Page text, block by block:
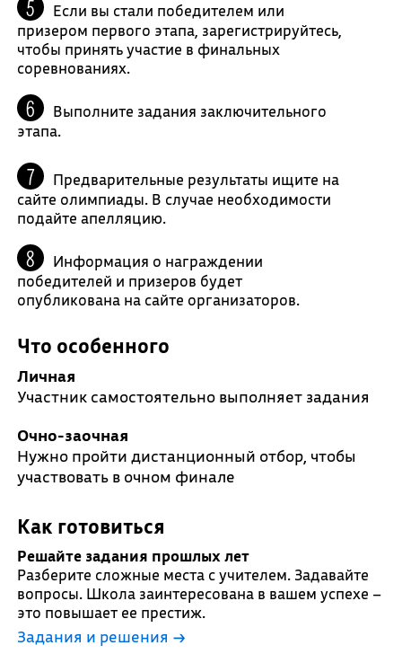
Если вы стали победителем или
призером первого этапа, зарегистрируйтесь,
чтобы принять участие в финальных
соревнованиях.
Выполните задания заключительного
этапа.
Предварительные результаты ищите на
сайте олимпиады. В случае необходимости
подайте апелляцию.
Информация о награждении
победителей и призеров будет
опубликована на сайте организаторов.
Что особенного
Личная
Участник самостоятельно выполняет задания
Очно-заочная
Нужно пройти дистанционный отбор, чтобы
участвовать в очном финале
Как готовиться
Решайте задания прошлых лет
Разберите сложные места с учителем. Задавайте
вопросы. Школа заинтересована в вашем успехе –
это повышает ее престиж.
Задания и решения →